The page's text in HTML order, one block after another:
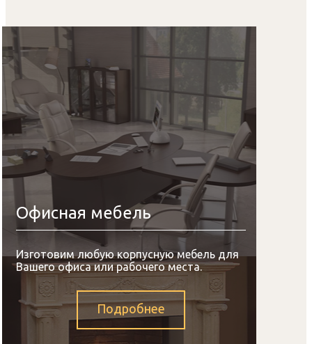
Офисная мебель
Изготовим любую корпусную мебель для
Вашего офиса или рабочего места.
Подробнее